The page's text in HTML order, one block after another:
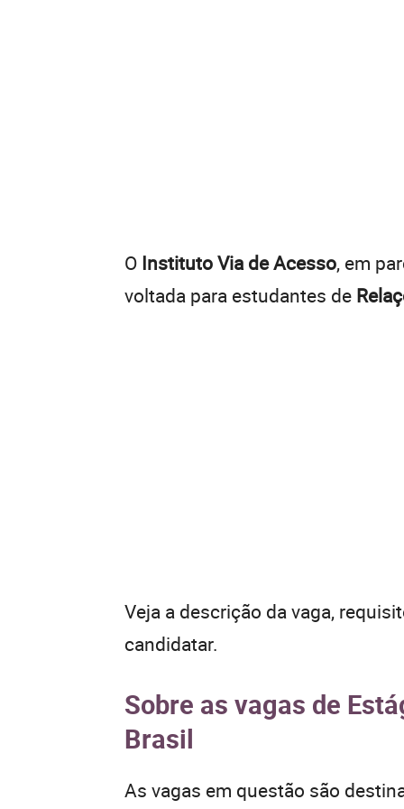
O Instituto Via de Acesso, em
voltada para estudantes de
Veja a descrição da vaga,
candidatar.
Sobre as vagas de
Brasil
As vagas em questão são